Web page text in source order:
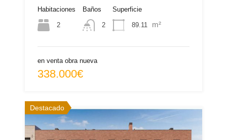
Habitaciones
2
Baños
2
Superficie
89.11 m²
en venta obra nueva
338.000€
Destacado